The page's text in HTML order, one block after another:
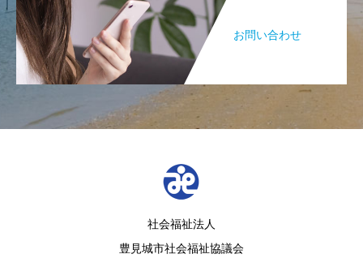
お問い合わせ
社会福祉法人
豊見城市社会福祉協議会